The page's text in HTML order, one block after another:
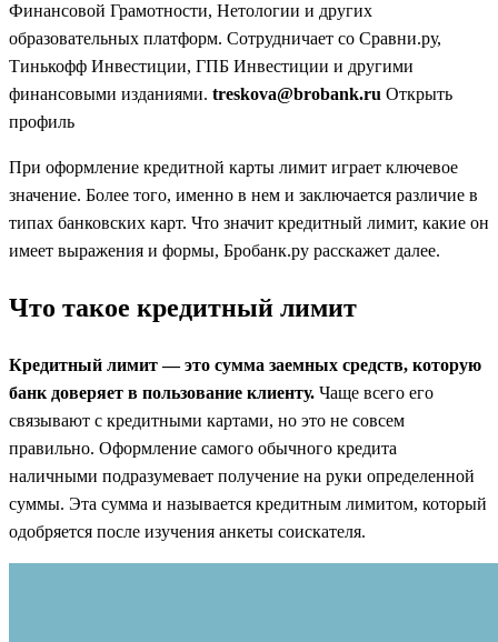
Финансовой Грамотности, Нетологии и других
образовательных платформ. Сотрудничает со Сравни.ру,
Тинькофф Инвестиции, ГПБ Инвестиции и другими
финансовыми изданиями. treskova@brobank.ru Открыть
профиль
При оформление кредитной карты лимит играет ключевое
значение. Более того, именно в нем и заключается различие в
типах банковских карт. Что значит кредитный лимит, какие он
имеет выражения и формы, Бробанк.ру расскажет далее.
Что такое кредитный лимит
Кредитный лимит — это сумма заемных средств, которую
банк доверяет в пользование клиенту. Чаще всего его
связывают с кредитными картами, но это не совсем
правильно. Оформление самого обычного кредита
наличными подразумевает получение на руки определенной
суммы. Эта сумма и называется кредитным лимитом, который
одобряется после изучения анкеты соискателя.